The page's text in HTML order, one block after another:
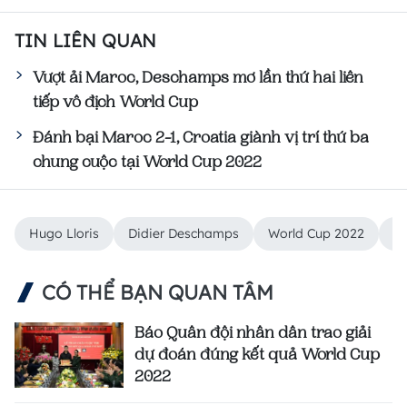
TIN LIÊN QUAN
Vượt ải Maroc, Deschamps mơ lần thứ hai liên
tiếp vô địch World Cup
Đánh bại Maroc 2-1, Croatia giành vị trí thứ ba
chung cuộc tại World Cup 2022
Hugo Lloris Didier Deschamps World Cup 2022
CÓ THỂ BẠN QUAN TÂM
Báo Quân đội nhân dân trao giải
dự đoán đúng kết quả World Cup
2022